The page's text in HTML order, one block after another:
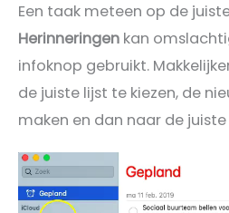
Een taak meteen op de
Herinneringen kan
infoknop gebruikt.
de juiste lijst te kiezen, de
maken en dan naar de